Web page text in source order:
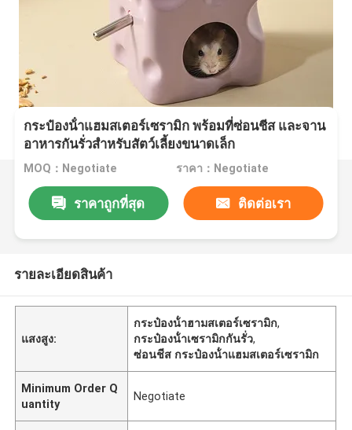
กระป๋องน้ําแฮมสเตอร์เซรามิก พร้อมที่ซ่อนชีส และจาน
อาหารกันรั่วสําหรับสัตว์เลี้ยงขนาดเล็ก
MOQ：Negotiate ราคา：Negotiate
ราคาถูกที่สุด ติดต่อเรา
รายละเอียดสินค้า
แสงสูง:
กระป๋องน้ําฮามสเตอร์เซรามิก,
กระป๋องน้ําเซรามิกกันรั่ว,
ซ่อนชีส กระป๋องน้ําแฮมสเตอร์เซรามิก
Minimum Order Q
uantity
Negotiate